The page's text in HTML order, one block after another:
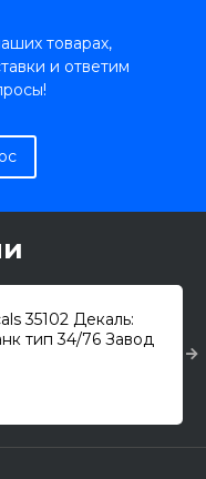
товарах,
и ответим
35102 Декаль:
тип 34/76 Завод